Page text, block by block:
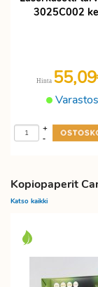
3025C002
Hinta
-
+
Kopiopaperit
Katso kaikki